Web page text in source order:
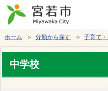
ホーム ＞分類から探す ＞子育て
中学校